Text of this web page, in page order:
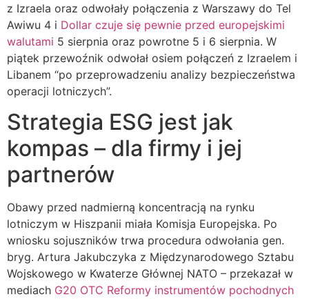
z Izraela oraz odwołały połączenia z Warszawy do Tel
Awiwu 4 i Dollar czuje się pewnie przed europejskimi
walutami 5 sierpnia oraz powrotne 5 i 6 sierpnia. W
piątek przewoźnik odwołał osiem połączeń z Izraelem i
Libanem “po przeprowadzeniu analizy bezpieczeństwa
operacji lotniczych”.
Strategia ESG jest jak
kompas – dla firmy i jej
partnerów
Obawy przed nadmierną koncentracją na rynku
lotniczym w Hiszpanii miała Komisja Europejska. Po
wniosku sojuszników trwa procedura odwołania gen.
bryg. Artura Jakubczyka z Międzynarodowego Sztabu
Wojskowego w Kwaterze Głównej NATO – przekazał w
mediach G20 OTC Reformy instrumentów pochodnych